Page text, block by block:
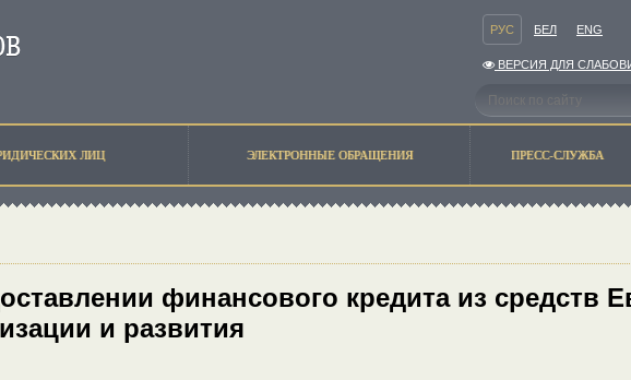
РУС БЕЛ ENG
ВЕРСИЯ ДЛЯ
ЛИЦ ЭЛЕКТРОННЫЕ ОБРАЩЕНИЯ ПРЕСС-СЛУЖБА
финансового кредита из средств
и развития